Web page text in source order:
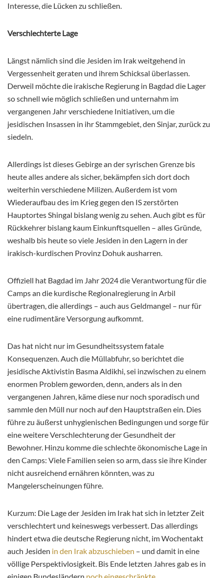
Interesse, die Lücken zu schließen.
Verschlechterte Lage
Längst nämlich sind die Jesiden im Irak weitgehend in
Vergessenheit geraten und ihrem Schicksal überlassen.
Derweil möchte die irakische Regierung in Bagdad die Lager
so schnell wie möglich schließen und unternahm im
vergangenen Jahr verschiedene Initiativen, um die
jesidischen Insassen in ihr Stammgebiet, den Sinjar, zurück zu
siedeln.
Allerdings ist dieses Gebirge an der syrischen Grenze bis
heute alles andere als sicher, bekämpfen sich dort doch
weiterhin verschiedene Milizen. Außerdem ist vom
Wiederaufbau des im Krieg gegen den IS zerstörten
Hauptortes Shingal bislang wenig zu sehen. Auch gibt es für
Rückkehrer bislang kaum Einkunftsquellen – alles Gründe,
weshalb bis heute so viele Jesiden in den Lagern in der
irakisch-kurdischen Provinz Dohuk ausharren.
Offiziell hat Bagdad im Jahr 2024 die Verantwortung für die
Camps an die kurdische Regionalregierung in Arbil
übertragen, die allerdings – auch aus Geldmangel – nur für
eine rudimentäre Versorgung aufkommt.
Das hat nicht nur im Gesundheitssystem fatale
Konsequenzen. Auch die Müllabfuhr, so berichtet die
jesidische Aktivistin Basma Aldikhi, sei inzwischen zu einem
enormen Problem geworden, denn, anders als in den
vergangenen Jahren, käme diese nur noch sporadisch und
sammle den Müll nur noch auf den Hauptstraßen ein. Dies
führe zu äußerst unhygienischen Bedingungen und sorge für
eine weitere Verschlechterung der Gesundheit der
Bewohner. Hinzu komme die schlechte ökonomische Lage in
den Camps: Viele Familien seien so arm, dass sie ihre Kinder
nicht ausreichend ernähren könnten, was zu
Mangelerscheinungen führe.
Kurzum: Die Lage der Jesiden im Irak hat sich in letzter Zeit
verschlechtert und keineswegs verbessert. Das allerdings
hindert etwa die deutsche Regierung nicht, im Wochentakt
auch Jesiden in den Irak abzuschieben – und damit in eine
völlige Perspektivlosigkeit. Bis Ende letzten Jahres gab es in
einigen Bundesländern noch eingeschränkte